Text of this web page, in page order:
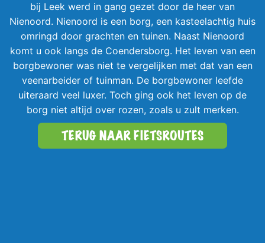
bij Leek werd in gang gezet door de heer van
Nienoord. Nienoord is een borg, een kasteelachtig huis
omringd door grachten en tuinen. Naast Nienoord
komt u ook langs de Coendersborg. Het leven van een
borgbewoner was niet te vergelijken met dat van een
veenarbeider of tuinman. De borgbewoner leefde
uiteraard veel luxer. Toch ging ook het leven op de
borg niet altijd over rozen, zoals u zult merken.
TERUG NAAR FIETSROUTES